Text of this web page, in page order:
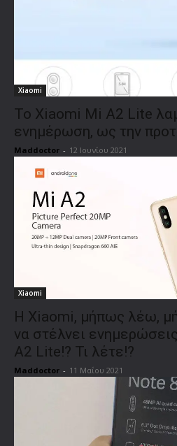
Xiaomi
Το Xiaomi Mi A2 Lite
ενημέρωση, ως την
Maddoctor - 12 Ιουνίου 2021
Xiaomi
Η Xiaomi, μήπως λέω,
να στέλνει
A2 Lite!? Τι λέτε!?
Maddoctor - 11 Μαΐου 2021